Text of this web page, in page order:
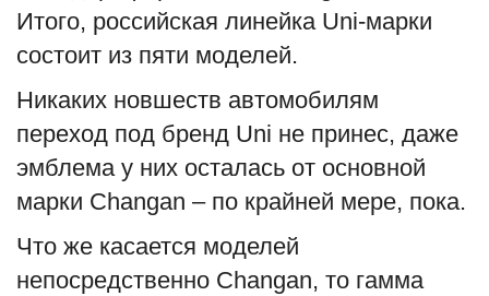
Итого, российская линейка Uni-марки
состоит из пяти моделей.
Никаких новшеств автомобилям
переход под бренд Uni не принес, даже
эмблема у них осталась от основной
марки Changan – по крайней мере, пока.
Что же касается моделей
непосредственно Changan, то гамма